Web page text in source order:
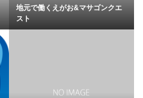
地元で働くえがお&マサゴンクエ
スト